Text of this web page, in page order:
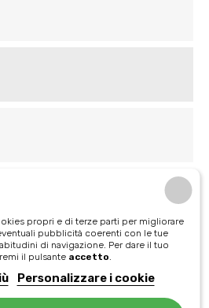
propri e di terze parti per migliorare
pubblicità coerenti con le tue
di navigazione. Per dare il tuo
il pulsante accetto
Personalizzare i cookie